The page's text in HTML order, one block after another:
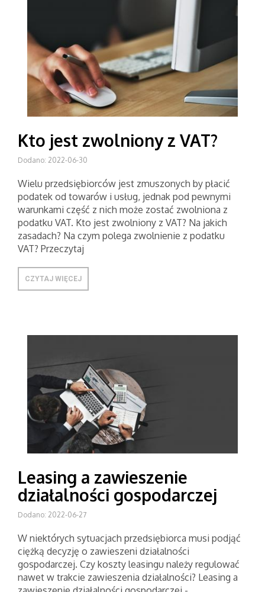
Kto jest zwolniony z VAT?
Dodano: 2022-06-30
Wielu przedsiębiorców jest zmuszonych by płacić
podatek od towarów i usług, jednak pod pewnymi
warunkami część z nich może zostać zwolniona z
podatku VAT. Kto jest zwolniony z VAT? Na jakich
zasadach? Na czym polega zwolnienie z podatku
VAT? Przeczytaj
CZYTAJ WIĘCEJ
Leasing a zawieszenie
działalności gospodarczej
Dodano: 2022-06-27
W niektórych sytuacjach przedsiębiorca musi podjąć
ciężką decyzję o zawieszeni działalności
gospodarczej. Czy koszty leasingu należy regulować
nawet w trakcie zawieszenia działalności? Leasing a